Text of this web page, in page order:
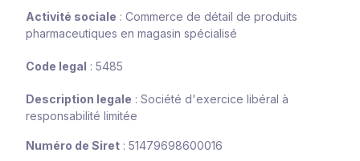
Activité sociale : Commerce de détail de produits
pharmaceutiques en magasin spécialisé
Code legal : 5485
Description legale : Société d'exercice libéral à
responsabilité limitée
Numéro de Siret : 51479698600016